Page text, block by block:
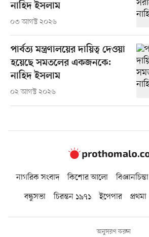
নাহিদ ইসলাম
০৩ আগস্ট ২০২৬
পার্বত্য মন্ত্রণালয়ের দায়িত্ব দেওয়া
হয়েছে সমতলের একজনকে:
নাহিদ ইসলাম
০২ আগস্ট ২০২৬
নাগরিক সংবাদ কিশোর আলো বিজ্ঞানচিন্তা
বন্ধুসভা
চিরন্তন ১৯৭১ ইপেপার প্রথমা
অনুসরণ করুন